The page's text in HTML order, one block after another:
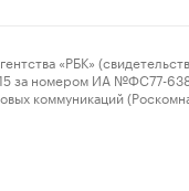
«РБК»
номером ИА №ФС77-
коммуникаций